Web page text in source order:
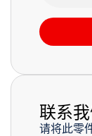
联系
请将此零